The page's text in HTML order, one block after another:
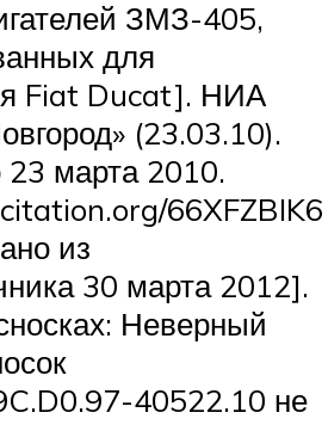
ЗМЗ-405,
для
Fiat Ducat]. НИА
(23.03.10).
марта 2010.
66XFZBIK6
из
30 марта 2012].
Неверный
40522.10 не